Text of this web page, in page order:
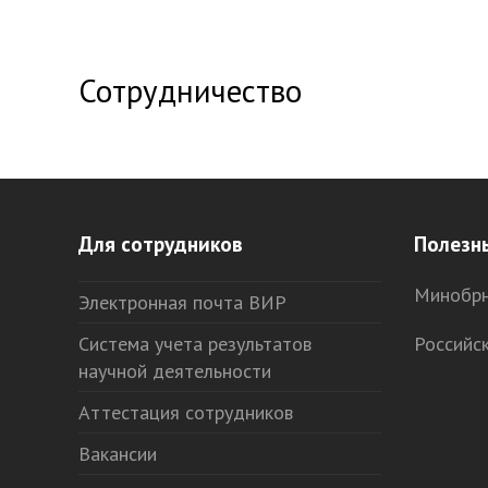
Сотрудничество
Для сотрудников
Электронная почта ВИР
Система учета результатов
научной деятельности
Аттестация сотрудников
Вакансии